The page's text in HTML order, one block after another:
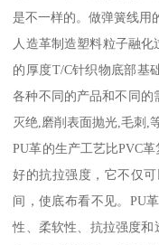
是不一样的。做弹簧线用
人造革制造塑料粒子融
的厚度T/C针织物底部基
各种不同的产品和不同的
灭绝,磨削表面抛光,毛刺,
PU革的生产工艺比PVC
好的抗拉强度，它不仅
间，使底布看不见。PU
性、柔软性、抗拉强度和